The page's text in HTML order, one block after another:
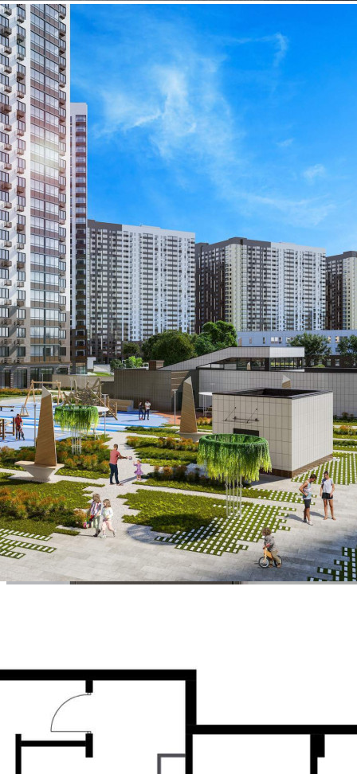
Желаемый / подходящий вид деятельности
Не указано
Назначение
Не указано
Размер площади (м2)
5.6
Цена за помещение
688 800 руб.
О помещении